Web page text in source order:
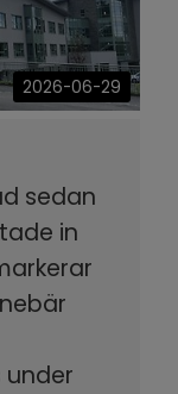
2026-06-29
sedan
in